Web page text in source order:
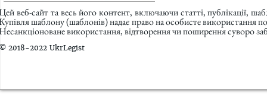
веб-сайт та весь його контент, включаючи статті, публікації,
шаблону (шаблонів) надає право на особисте використання
використання, відтворення чи поширення суворо
2018-2022 UkrLegist